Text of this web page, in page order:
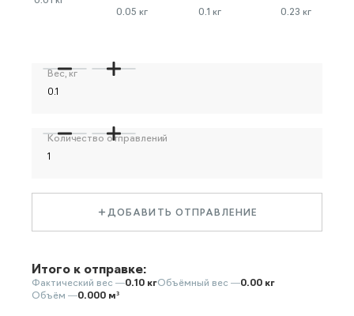
0.05 кг
0.1 кг
0.23 кг
Вес, кг
Количество отправлений
ДОБАВИТЬ ОТПРАВЛЕНИЕ
Итого к отправке:
Фактический вес —0.10 кгОбъёмный вес —0.00 кг
Объём —0.000 м³